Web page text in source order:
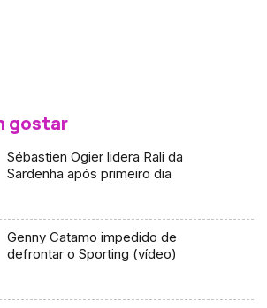
gostar
Sébastien Ogier lidera Rali da
Sardenha após primeiro dia
Genny Catamo impedido de
defrontar o Sporting (vídeo)